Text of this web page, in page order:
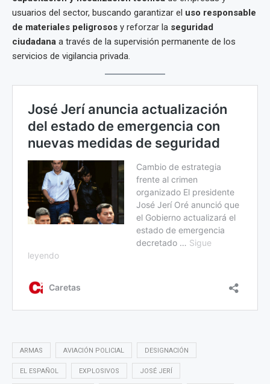
usuarios del sector, buscando garantizar el uso responsable
de materiales peligrosos y reforzar la seguridad
ciudadana a través de la supervisión permanente de los
servicios de vigilancia privada.
ARMAS AVIACIÓN POLICIAL DESIGNACIÓN
EL ESPAÑOL EXPLOSIVOS JOSÉ JERÍ